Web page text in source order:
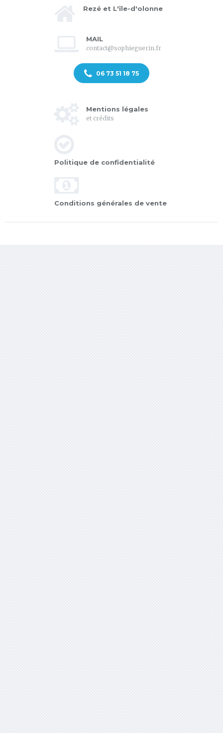
Rezé et L'île-d'olonne
MAIL
contact@sophieguerin.fr
06 73 51 18 75
Mentions légales
et crédits
Politique de confidentialité
Conditions générales de vente